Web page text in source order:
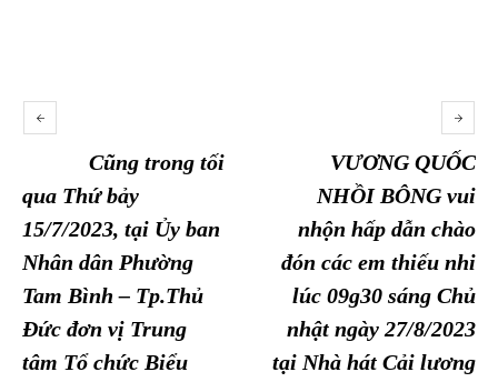
Cũng trong tối
qua Thứ bảy
15/7/2023, tại Ủy ban
Nhân dân Phường
Tam Bình – Tp.Thủ
Đức đơn vị Trung
tâm Tổ chức Biểu
VƯƠNG QUỐC
NHỒI BÔNG vui
nhộn hấp dẫn chào
đón các em thiếu nhi
lúc 09g30 sáng Chủ
nhật ngày 27/8/2023
tại Nhà hát Cải lương